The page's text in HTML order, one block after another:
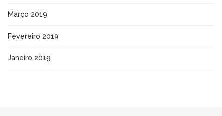
Março 2019
Fevereiro 2019
Janeiro 2019